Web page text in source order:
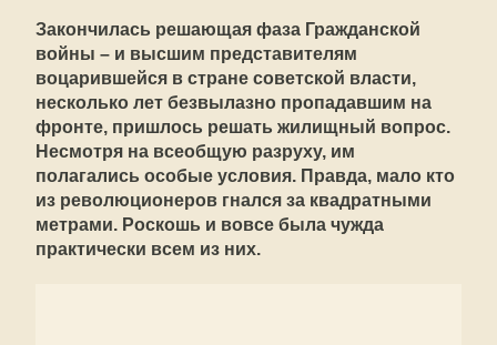
Закончилась решающая фаза Гражданской
войны – и высшим представителям
воцарившейся в стране советской власти,
несколько лет безвылазно пропадавшим на
фронте, пришлось решать жилищный вопрос.
Несмотря на всеобщую разруху, им
полагались особые условия. Правда, мало кто
из революционеров гнался за квадратными
метрами. Роскошь и вовсе была чужда
практически всем из них.